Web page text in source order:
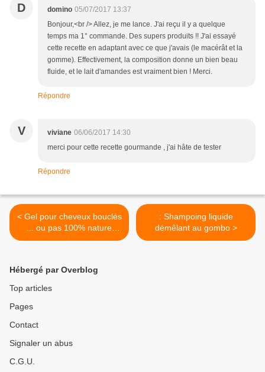
D domino 05/07/2017 13:37
Bonjour,<br /> Allez, je me lance. J'ai reçu il y a quelque
temps ma 1° commande. Des supers produits !! J'ai essayé
cette recette en adaptant avec ce que j'avais (le macérât et la
gomme). Effectivement, la composition donne un bien beau
fluide, et le lait d'amandes est vraiment bien ! Merci.
Répondre
V viviane 06/06/2017 14:30
merci pour cette recette gourmande , j'ai hâte de tester
Répondre
< Gel pour cheveux bouclés
... ou pas 100% nature
2017
: Shampoing liquide
démêlant au gombo >
Hébergé par Overblog
Top articles
Pages
Contact
Signaler un abus
C.G.U.